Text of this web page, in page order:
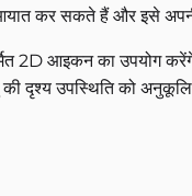
कर सकते हैं और इसे
2D आइकन का उपयोग
दृश्य उपस्थिति को